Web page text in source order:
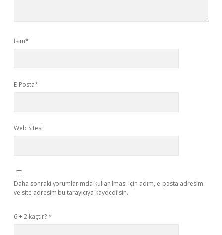
İsim*
E-Posta*
Web Sitesi
Daha sonraki yorumlarımda kullanılması için adım, e-posta adresim
ve site adresim bu tarayıcıya kaydedilsin.
6 + 2 kaçtır?*